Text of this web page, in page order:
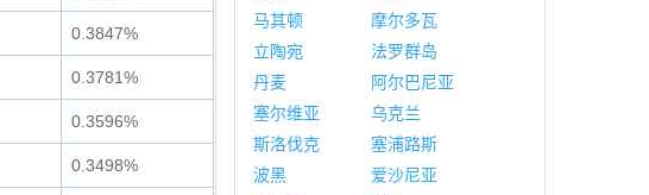
0.3847%
0.3781%
0.3596%
0.3498%
马其顿
摩尔多瓦
立陶宛
法罗群岛
丹麦
阿尔巴尼亚
塞尔维亚
乌克兰
斯洛伐克
塞浦路斯
波黑
爱沙尼亚